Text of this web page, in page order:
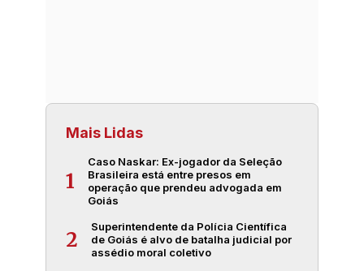
Mais Lidas
1
Caso Naskar: Ex-jogador da Seleção
Brasileira está entre presos em
operação que prendeu advogada em
Goiás
2
Superintendente da Polícia Científica
de Goiás é alvo de batalha judicial por
assédio moral coletivo